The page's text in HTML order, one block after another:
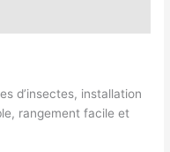
d’insectes, installation
rangement facile et